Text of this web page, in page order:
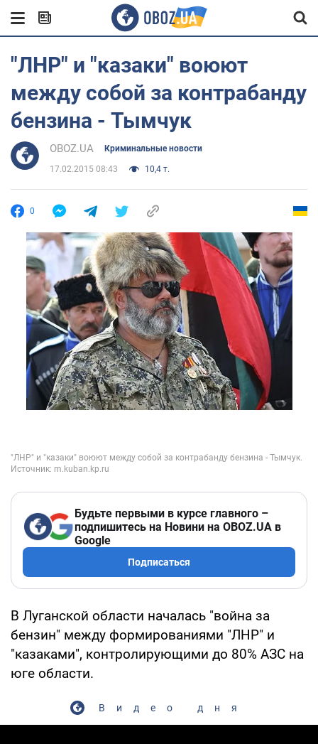
"ЛНР" и "казаки" воюют
между собой за контрабанду
бензина - Тымчук
OBOZ.UA Криминальные новости
17.02.2015 08:43 10,4 т.
0
Будьте первыми в курсе главного –
подпишитесь на Новини на OBOZ.UA в
Google
Подписаться
В Луганской области началась "война за
бензин" между формированиями "ЛНР" и
"казаками", контролирующими до 80% АЗС на
юге области.
Видео дня